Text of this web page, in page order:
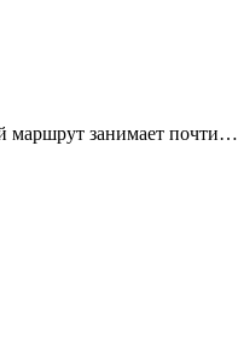
маршрут занимает почти…